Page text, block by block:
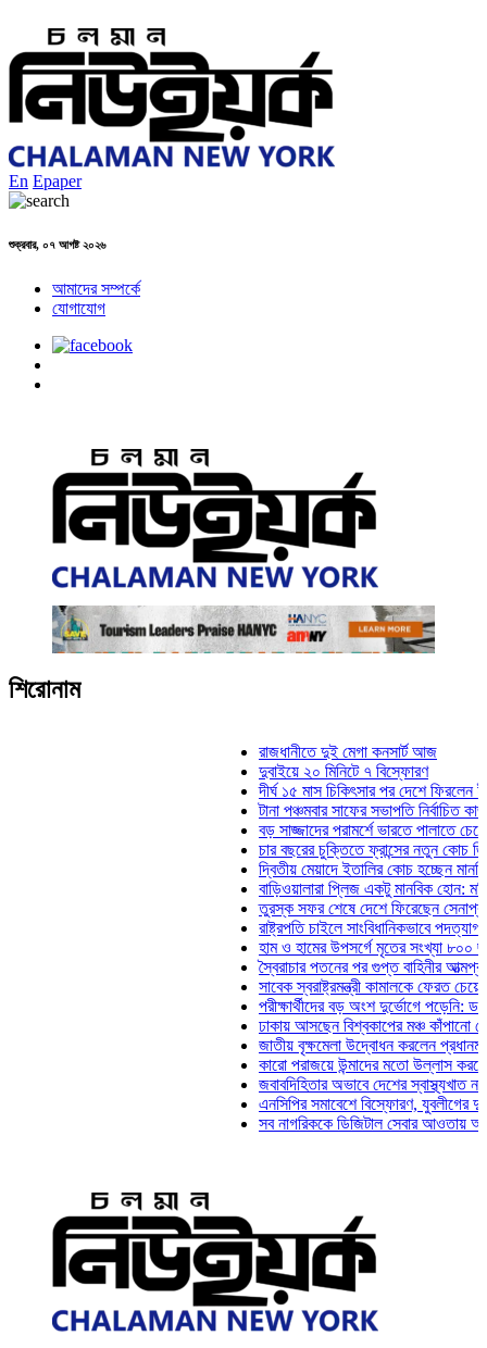
En Epaper
শুক্রবার, ০৭ আগষ্ট ২০২৬
আমাদের সম্পর্কে
যোগাযোগ
শিরোনাম
রাজধানীতে দুই মেগা কনসার্ট আজ
দুবাইয়ে ২০ মিনিটে ৭ বিস্ফোরণ
দীর্ঘ ১৫ মাস চিকিৎসার পর দেশে ফিরলেন ইলিয়াস
টানা পঞ্চমবার সাফের সভাপতি নির্বাচিত কাজী
বড় সাজ্জাদের পরামর্শে ভারতে পালাতে
চার বছরের চুক্তিতে ফ্রান্সের নতুন কোচ জিদান
দ্বিতীয় মেয়াদে ইতালির কোচ হচ্ছেন মানচিনি
বাড়িওয়ালারা প্লিজ একটু মানবিক হোন: মনিরা মিঠু
তুরস্ক সফর শেষে দেশে ফিরেছেন সেনাপ্রধান
রাষ্ট্রপতি চাইলে সাংবিধানিকভাবে পদত্যাগ করতে
হাম ও হামের উপসর্গে মৃতের সংখ্যা ৮০০ ছাড়াল
স্বৈরাচার পতনের পর গুপ্ত বাহিনীর আত্মপ্রকাশ:
সাবেক স্বরাষ্ট্রমন্ত্রী কামালকে ফেরত চেয়ে
পরীক্ষার্থীদের বড় অংশ দুর্ভোগে পড়েনি: ড. মাহ্‌দী
ঢাকায় আসছেন বিশ্বকাপের মঞ্চ কাঁপানো সেই সঞ্জয়
জাতীয় বৃক্ষমেলা উদ্বোধন করলেন প্রধানমন্ত্রী
কারো পরাজয়ে উন্মাদের মতো উল্লাস করতে হয় না:
জবাবদিহিতার অভাবে দেশের স্বাস্থ্যখাত নানা
এনসিপির সমাবেশে বিস্ফোরণ, যুবলীগের দুই
সব নাগরিককে ডিজিটাল সেবার আওতায় আনতে হবে: